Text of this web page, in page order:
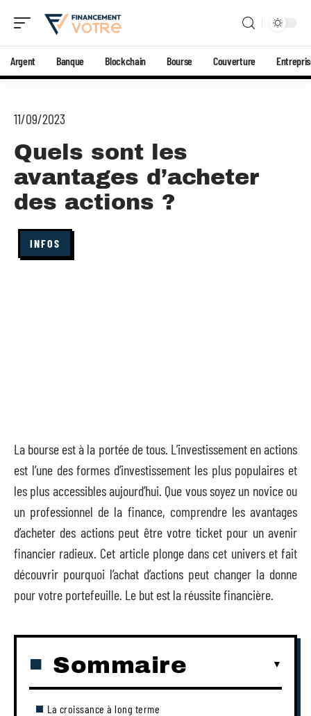
Argent Banque Blockchain Bourse Couverture
11/09/2023
Quels sont les
avantages d’acheter
des actions ?
INFOS
La bourse est à la portée de tous. L’investissement en actions
est l’une des formes d’investissement les plus populaires et
les plus accessibles aujourd’hui. Que vous soyez un novice ou
un professionnel de la finance, comprendre les avantages
d’acheter des actions peut être votre ticket pour un avenir
financier radieux. Cet article plonge dans cet univers et fait
découvrir pourquoi l’achat d’actions peut changer la donne
pour votre portefeuille. Le but est la réussite financière.
Sommaire
La croissance à long terme